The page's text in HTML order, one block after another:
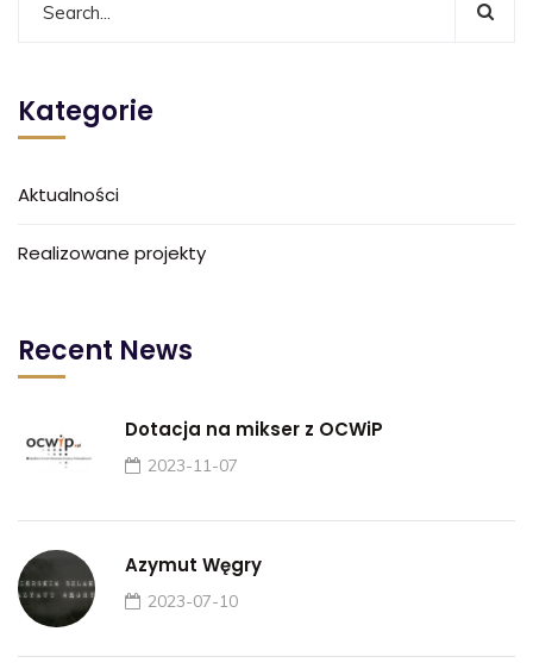
Kategorie
Aktualności
Realizowane projekty
Recent News
Dotacja na mikser z OCWiP
2023-11-07
Azymut Węgry
2023-07-10